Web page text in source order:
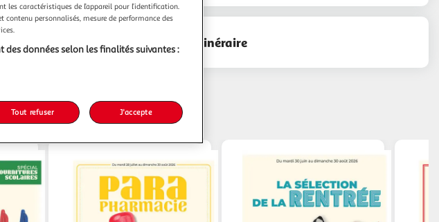
05.45.22.44.00 Voir l'itinéraire
moment
caractéristiques de l’appareil pour l’identification.
personnalisés, mesure de performance des
des données selon les finalités suivantes :
Tout refuser J'accepte